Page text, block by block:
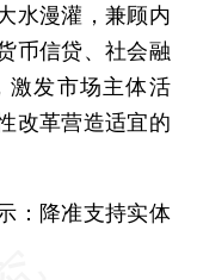
水漫灌，兼顾内
币信贷、社会融
激发市场主体活
改革营造适宜的
：降准支持实体